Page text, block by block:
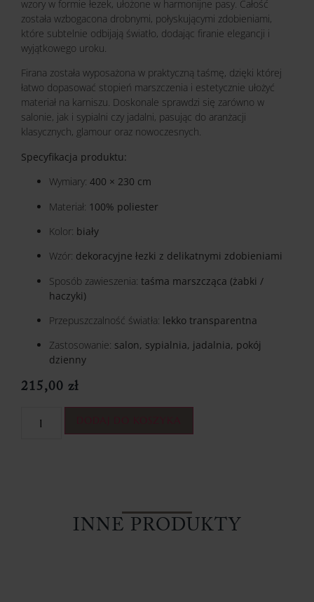
wzory w formie łezek, ułożone w harmonijne pasy. Całość
została wzbogacona drobnymi, połyskującymi zdobieniami,
które subtelnie odbijają światło, dodając firanie elegancji i
wyjątkowego uroku.
Firana została wyposażona w praktyczną taśmę, dzięki której
łatwo dopasować stopień marszczenia i estetycznie ułożyć
materiał na karniszu. Doskonale sprawdzi się zarówno w
salonie, jak i sypialni czy jadalni, pasując do aranżacji
klasycznych, glamour oraz nowoczesnych.
Specyfikacja produktu:
Wymiary: 400 × 230 cm
Materiał: 100% poliester
Kolor: biały
Wzór: dekoracyjne łezki z delikatnymi zdobieniami
Sposób zawieszenia: taśma marszcząca (żabki /
haczyki)
Przepuszczalność światła: lekko transparentna
Zastosowanie: salon, sypialnia, jadalnia, pokój
dzienny
215,00 zł
INNE PRODUKTY